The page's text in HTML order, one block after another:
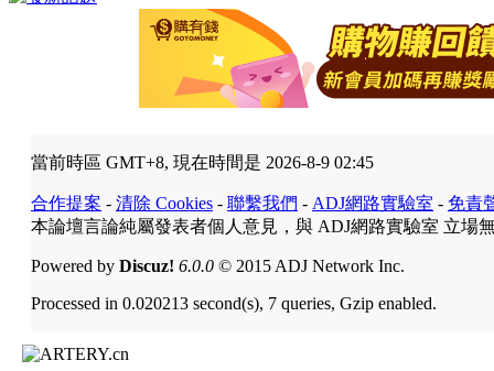
當前時區 GMT+8, 現在時間是 2026-8-9 02:45
合作提案 - 清除 Cookies - 聯繫我們 - ADJ網路實驗室 - 免責
本論壇言論純屬發表者個人意見，與 ADJ網路實驗室 立場
Powered by Discuz! 6.0.0 © 2015 ADJ Network Inc.
Processed in 0.020213 second(s), 7 queries, Gzip enabled.